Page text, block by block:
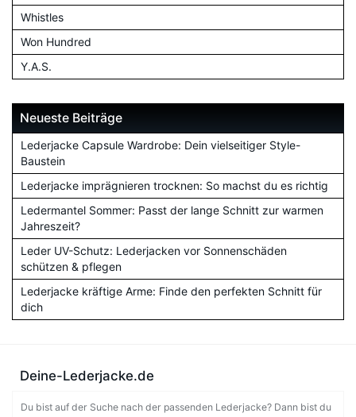
Whistles
Won Hundred
Y.A.S.
Neueste Beiträge
Lederjacke Capsule Wardrobe: Dein vielseitiger Style-
Baustein
Lederjacke imprägnieren trocknen: So machst du es richtig
Ledermantel Sommer: Passt der lange Schnitt zur warmen
Jahreszeit?
Leder UV-Schutz: Lederjacken vor Sonnenschäden
schützen & pflegen
Lederjacke kräftige Arme: Finde den perfekten Schnitt für
dich
Deine-Lederjacke.de
Du bist auf der Suche nach der passenden Lederjacke? Dann bist du